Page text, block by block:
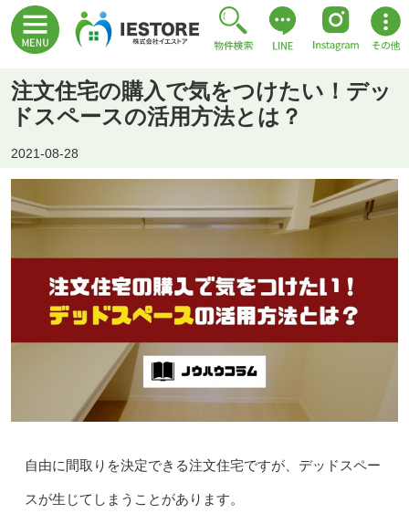
注文住宅の購入で気をつけたい！デッ
ドスペースの活用方法とは？
2021-08-28
自由に間取りを決定できる注文住宅ですが、デッドスペー
スが生じてしまうことがあります。